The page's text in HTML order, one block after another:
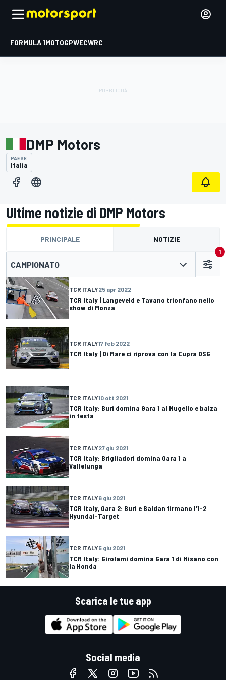
FORMULA 1MOTOGPWECWRC
DMP Motors
PAESE
Italia
Ultime notizie di DMP Motors
PRINCIPALE NOTIZIE
CAMPIONATO
1
TCR ITALY25 apr 2022
TCR Italy | Langeveld e Tavano trionfano nello
show di Monza
TCR ITALY17 feb 2022
TCR Italy | Di Mare ci riprova con la Cupra DSG
TCR ITALY10 ott 2021
TCR Italy: Buri domina Gara 1 al Mugello e balza
in testa
TCR ITALY27 giu 2021
TCR Italy: Brigliadori domina Gara 1 a
Vallelunga
TCR ITALY6 giu 2021
TCR Italy, Gara 2: Buri e Baldan firmano l'1-2
Hyundai-Target
TCR ITALY5 giu 2021
TCR Italy: Girolami domina Gara 1 di Misano con
la Honda
Scarica le tue app
Social media